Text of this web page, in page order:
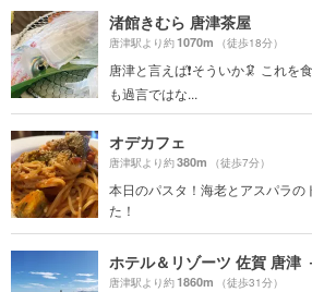
渚館きむら 唐津茶屋
唐津駅より約1070m （徒歩18分）
唐津と言えば❗️そういか🦑 これを
も過言ではな...
オデカフェ
唐津駅より約380m （徒歩7分）
本日のパスタ！海老とアスパラの
た！
唐津駅より約1860m （徒歩31分）